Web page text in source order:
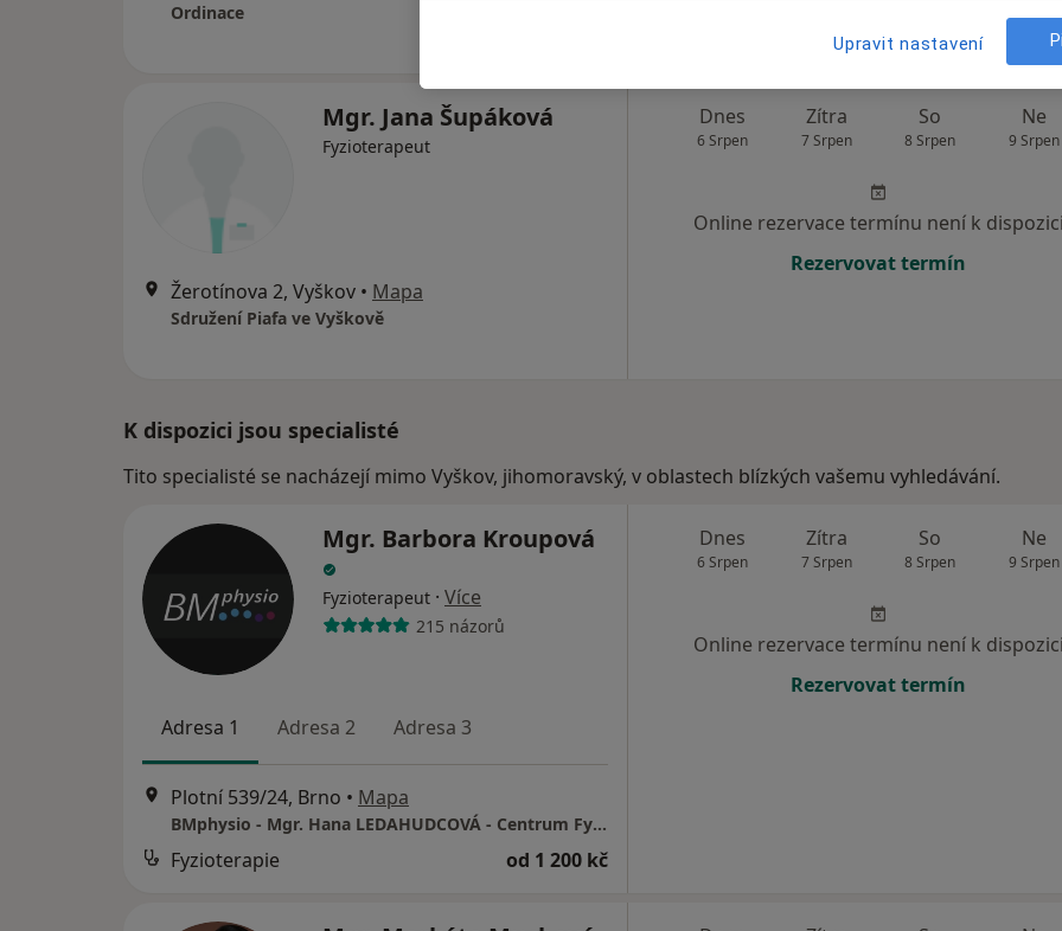
Ordinace
Mgr. Jana Šupáková
Fyzioterapeut
Žerotínova 2, Vyškov • Mapa
Sdružení Piafa ve Vyškově
Dnes
6 Srpen
Zítra
7 Srpen
So
8 Srpen
Ne
9 Srpen
Online rezervace termínu není k dispozici
Rezervovat termín
K dispozici jsou specialisté
Tito specialisté se nacházejí mimo Vyškov, jihomoravský, v oblastech blízkých vašemu vyhledávání.
Mgr. Barbora Kroupová
Fyzioterapeut · Více
215 názorů
Adresa 1 Adresa 2 Adresa 3
Plotní 539/24, Brno • Mapa
BMphysio - Mgr. Hana LEDAHUDCOVÁ - Centrum Fyzioterapie
Fyzioterapie od 1 200 kč
Dnes
6 Srpen
Zítra
7 Srpen
So
8 Srpen
Ne
9 Srpen
Online rezervace termínu není k dispozici
Rezervovat termín
Upravit nastavení